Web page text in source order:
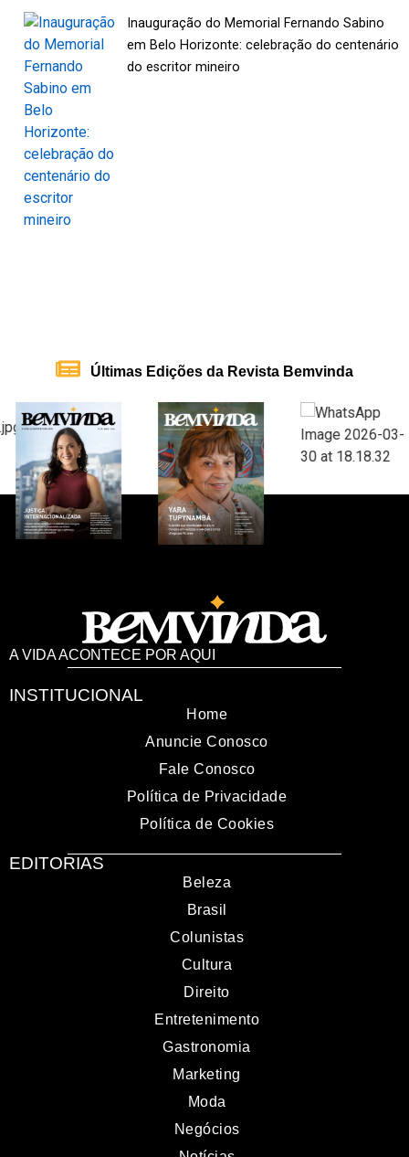
Inauguração do Memorial Fernando Sabino
em Belo Horizonte: celebração do centenário
do escritor mineiro
Últimas Edições da Revista Bemvinda
A VIDA ACONTECE POR AQUI
INSTITUCIONAL
Home
Anuncie Conosco
Fale Conosco
Política de Privacidade
Política de Cookies
EDITORIAS
Beleza
Brasil
Colunistas
Cultura
Direito
Entretenimento
Gastronomia
Marketing
Moda
Negócios